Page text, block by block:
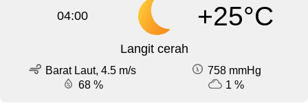
04:00 +25°C
Langit cerah
Barat Laut, 4.5 m/s
758 mmHg
68 %
1 %